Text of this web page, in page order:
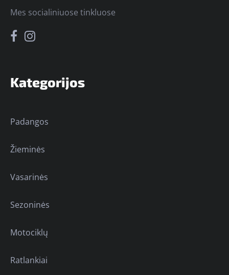
Kategorijos
Padangos
Žieminės
Vasarinės
Sezoninės
Motociklų
Ratlankiai
Mes socialiniuose tinkluose